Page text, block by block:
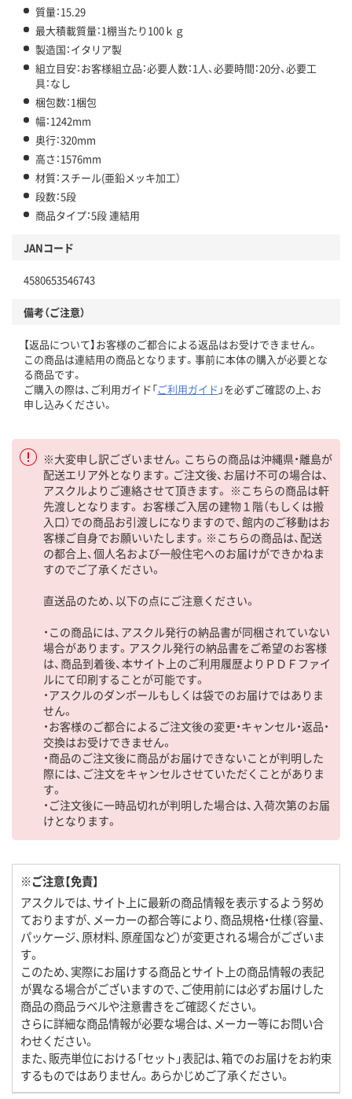
質量：15.29
最大積載質量：1棚当たり100ｋｇ
製造国：イタリア製
組立目安：お客様組立品：必要人数：1人、必要時間：20分、必要工
具：なし
梱包数：1梱包
幅：1242mm
奥行：320mm
高さ：1576mm
材質：スチール(亜鉛メッキ加工）
段数：5段
商品タイプ：5段 連結用
JANコード
4580653546743
備考（ご注意）
【返品について】お客様のご都合による返品はお受けできません。
この商品は連結用の商品となります。事前に本体の購入が必要とな
る商品です。
ご購入の際は、ご利用ガイド「ご利用ガイド 」を必ずご確認の上、お
申し込みください。
※大変申し訳ございません。こちらの商品は沖縄県・離島が
配送エリア外となります。ご注文後、お届け不可の場合は、
アスクルよりご連絡させて頂きます。 ※こちらの商品は軒
先渡しとなります。 お客様ご入居の建物１階（もしくは搬
入口）での商品お引渡しになりますので、館内のご移動はお
客様ご自身でお願いいたします。※こちらの商品は、配送
の都合上、個人名および一般住宅へのお届けができかねま
すのでご了承ください。
直送品のため、以下の点にご注意ください。
・この商品には、アスクル発行の納品書が同梱されていない
場合があります。アスクル発行の納品書をご希望のお客様
は、商品到着後、本サイト上のご利用履歴よりＰＤＦファイ
ルにて印刷することが可能です。
・アスクルのダンボールもしくは袋でのお届けではありま
せん。
・お客様のご都合によるご注文後の変更・キャンセル・返品・
交換はお受けできません。
・商品のご注文後に商品がお届けできないことが判明した
際には、ご注文をキャンセルさせていただくことがありま
す。
・ご注文後に一時品切れが判明した場合は、入荷次第のお届
けとなります。
※ご注意【免責】
アスクルでは、サイト上に最新の商品情報を表示するよう努め
ておりますが、メーカーの都合等により、商品規格・仕様（容量、
パッケージ、原材料、原産国など）が変更される場合がございま
す。
このため、実際にお届けする商品とサイト上の商品情報の表記
が異なる場合がございますので、ご使用前には必ずお届けした
商品の商品ラベルや注意書きをご確認ください。
さらに詳細な商品情報が必要な場合は、メーカー等にお問い合
わせください。
また、販売単位における「セット」表記は、箱でのお届けをお約束
するものではありません。あらかじめご了承ください。